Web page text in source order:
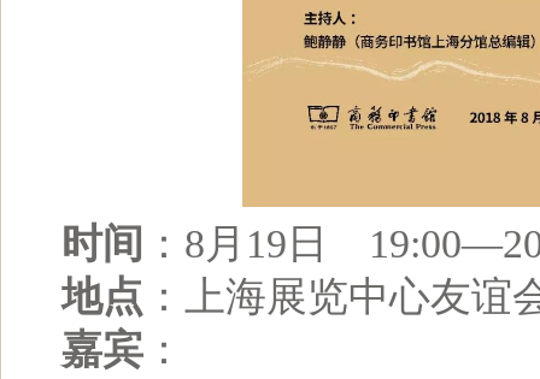
时间 ：8月19日
地点 ：上海展览中心友谊
嘉宾 ：